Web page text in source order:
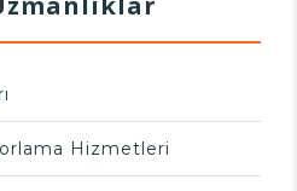
Hizmetleri